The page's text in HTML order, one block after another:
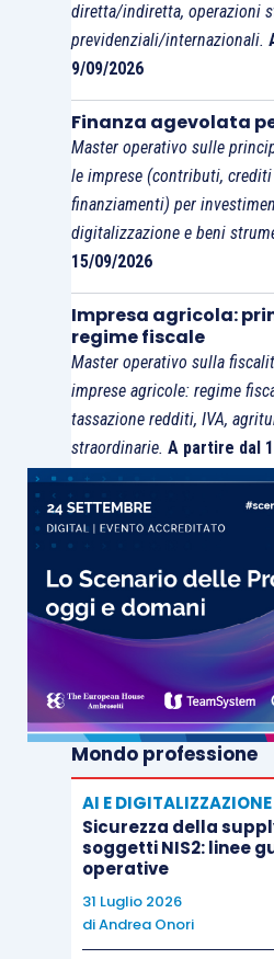
diretta/indiretta, operazioni
previdenziali/internazionali.
9/09/2026
Finanza agevolata
Master operativo sulle
le imprese (contributi, crediti
finanziamenti) per
digitalizzazione e beni
15/09/2026
Impresa agricola:
regime fiscale
Master operativo sulla
imprese agricole: regime
tassazione redditi, IVA,
straordinarie. A partire dal
Mondo professione
AI E DIGITALIZZAZIONE
Sicurezza della
soggetti NIS2: linee
operative
31 Luglio 2026
diAndrea Onori